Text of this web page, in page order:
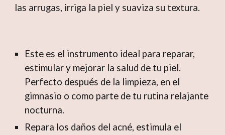
las arrugas, irriga la piel y suaviza su textura.
Este es el instrumento ideal para reparar,
estimular y mejorar la salud de tu piel.
Perfecto después de la limpieza, en el
gimnasio o como parte de tu rutina relajante
nocturna.
Repara los daños del acné, estimula el